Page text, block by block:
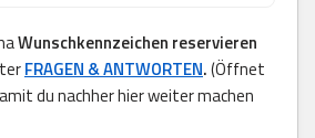
Wunschkennzeichen reservieren
FRAGEN & ANTWORTEN.(Öffnet
du nachher hier weiter machen